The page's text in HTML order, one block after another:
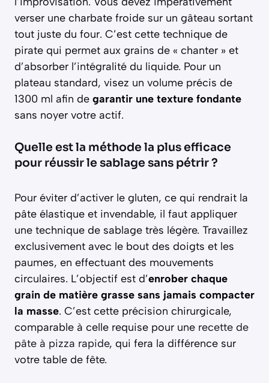
verser une charbate froide sur un gâteau sortant
tout juste du four. C’est cette technique de
pirate qui permet aux grains de « chanter » et
d’absorber l’intégralité du liquide. Pour un
plateau standard, visez un volume précis de
1300 ml afin de garantir une texture fondante
sans noyer votre actif.
Quelle est la méthode la plus efficace
pour réussir le sablage sans pétrir ?
Pour éviter d’activer le gluten, ce qui rendrait la
pâte élastique et invendable, il faut appliquer
une technique de sablage très légère. Travaillez
exclusivement avec le bout des doigts et les
paumes, en effectuant des mouvements
circulaires. L’objectif est d’enrober chaque
grain de matière grasse sans jamais compacter
la masse. C’est cette précision chirurgicale,
comparable à celle requise pour une recette de
pâte à pizza rapide, qui fera la différence sur
votre table de fête.